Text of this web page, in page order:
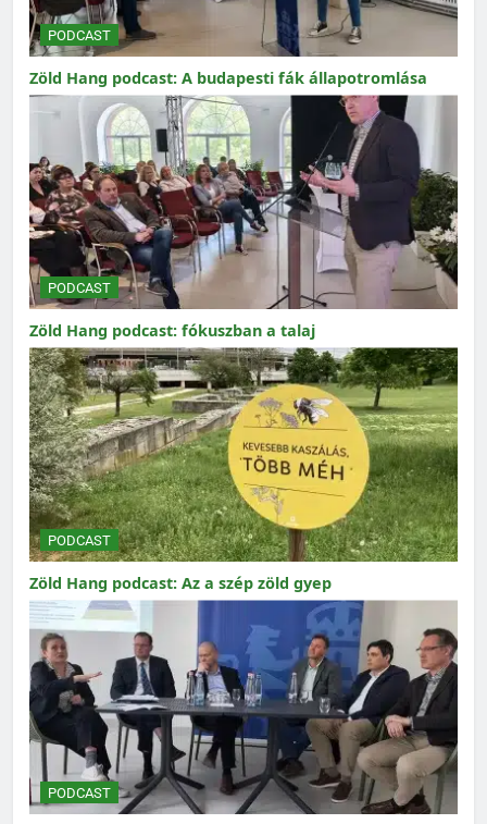
PODCAST
Zöld Hang podcast: A budapesti fák állapotromlása
PODCAST
Zöld Hang podcast: fókuszban a talaj
PODCAST
Zöld Hang podcast: Az a szép zöld gyep
PODCAST